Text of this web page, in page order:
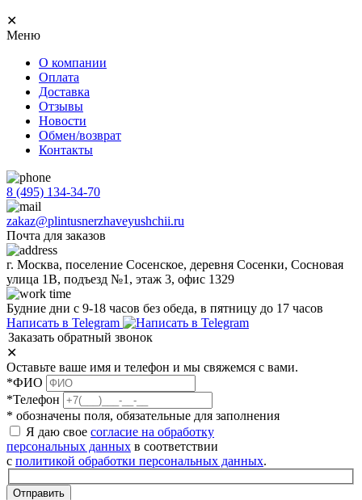
✕
Меню
О компании
Оплата
Доставка
Отзывы
Новости
Обмен/возврат
Контакты
8 (495) 134-34-70
zakaz@plintusnerzhaveyushchii.ru
Почта для заказов
г. Москва, поселение Сосенское, деревня Сосенки, Сосновая
улица 1В, подъезд №1, этаж 3, офис 1329
Будние дни с 9-18 часов без обеда, в пятницу до 17 часов
Написать в Telegram
Заказать обратный звонок
✕
Оставьте ваше имя и телефон и мы свяжемся с вами.
*ФИО
*Телефон
* обозначены поля, обязательные для заполнения
Я даю свое согласие на обработку
персональных данных в соответствии
с политикой обработки персональных данных.
Отправить